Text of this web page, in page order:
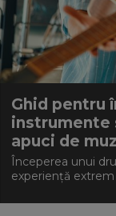
Ghid pentru
instrumente
apuci de
Începerea unui
experiență extrem